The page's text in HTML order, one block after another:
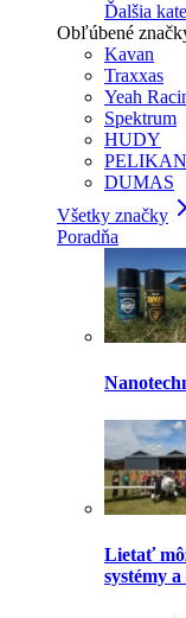
Ďalšia
Obľúbené
Kavan
Traxxas
Yeah
Spektrum
HUDY
PELIKAN
DUMAS
Všetky značky
Poradňa
Lietať
systémy